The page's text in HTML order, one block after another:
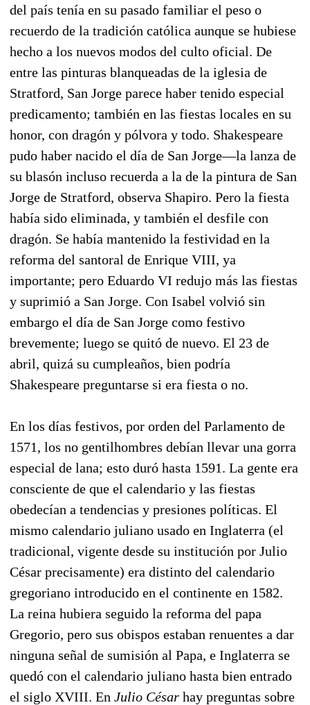
del país tenía en su pasado familiar el peso o
recuerdo de la tradición católica aunque se hubiese
hecho a los nuevos modos del culto oficial. De
entre las pinturas blanqueadas de la iglesia de
Stratford, San Jorge parece haber tenido especial
predicamento; también en las fiestas locales en su
honor, con dragón y pólvora y todo. Shakespeare
pudo haber nacido el día de San Jorge—la lanza de
su blasón incluso recuerda a la de la pintura de San
Jorge de Stratford, observa Shapiro. Pero la fiesta
había sido eliminada, y también el desfile con
dragón. Se había mantenido la festividad en la
reforma del santoral de Enrique VIII, ya
importante; pero Eduardo VI redujo más las fiestas
y suprimió a San Jorge. Con Isabel volvió sin
embargo el día de San Jorge como festivo
brevemente; luego se quitó de nuevo. El 23 de
abril, quizá su cumpleaños, bien podría
Shakespeare preguntarse si era fiesta o no.
En los días festivos, por orden del Parlamento de
1571, los no gentilhombres debían llevar una gorra
especial de lana; esto duró hasta 1591. La gente era
consciente de que el calendario y las fiestas
obedecían a tendencias y presiones políticas. El
mismo calendario juliano usado en Inglaterra (el
tradicional, vigente desde su institución por Julio
César precisamente) era distinto del calendario
gregoriano introducido en el continente en 1582.
La reina hubiera seguido la reforma del papa
Gregorio, pero sus obispos estaban renuentes a dar
ninguna señal de sumisión al Papa, e Inglaterra se
quedó con el calendario juliano hasta bien entrado
el siglo XVIII. En Julio César hay preguntas sobre